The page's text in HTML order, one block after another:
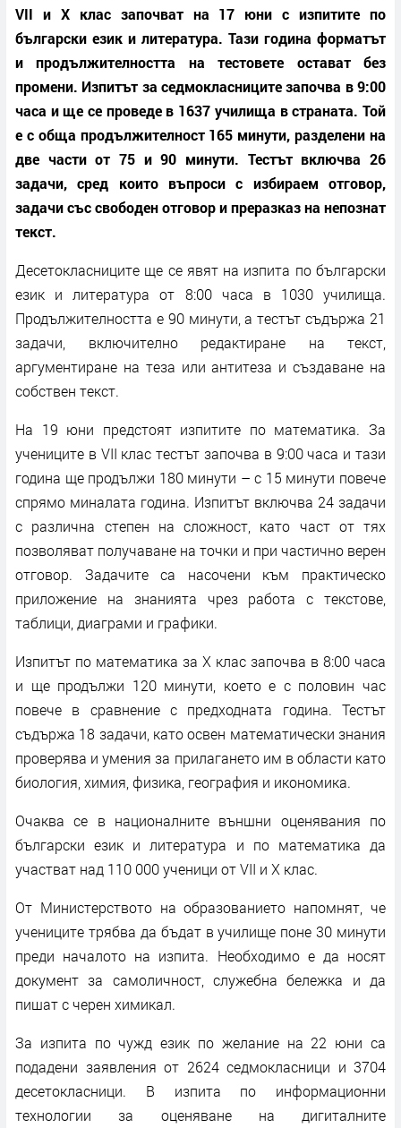
VII и X клас започват на 17 юни с изпитите по
български език и литература. Тази година форматът
и продължителността на тестовете остават без
промени. Изпитът за седмокласниците започва в 9:00
часа и ще се проведе в 1637 училища в страната. Той
е с обща продължителност 165 минути, разделени на
две части от 75 и 90 минути. Тестът включва 26
задачи, сред които въпроси с избираем отговор,
задачи със свободен отговор и преразказ на непознат
текст.
Десетокласниците ще се явят на изпита по български
език и литература от 8:00 часа в 1030 училища.
Продължителността е 90 минути, а тестът съдържа 21
задачи, включително редактиране на текст,
аргументиране на теза или антитеза и създаване на
собствен текст.
На 19 юни предстоят изпитите по математика. За
учениците в VII клас тестът започва в 9:00 часа и тази
година ще продължи 180 минути – с 15 минути повече
спрямо миналата година. Изпитът включва 24 задачи
с различна степен на сложност, като част от тях
позволяват получаване на точки и при частично верен
отговор. Задачите са насочени към практическо
приложение на знанията чрез работа с текстове,
таблици, диаграми и графики.
Изпитът по математика за X клас започва в 8:00 часа
и ще продължи 120 минути, което е с половин час
повече в сравнение с предходната година. Тестът
съдържа 18 задачи, като освен математически знания
проверява и умения за прилагането им в области като
биология, химия, физика, география и икономика.
Очаква се в националните външни оценявания по
български език и литература и по математика да
участват над 110 000 ученици от VII и X клас.
От Министерството на образованието напомнят, че
учениците трябва да бъдат в училище поне 30 минути
преди началото на изпита. Необходимо е да носят
документ за самоличност, служебна бележка и да
пишат с черен химикал.
За изпита по чужд език по желание на 22 юни са
подадени заявления от 2624 седмокласници и 3704
десетокласници. В изпита по информационни
технологии за оценяване на дигиталните